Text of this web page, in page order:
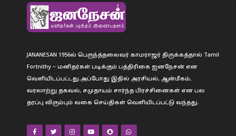
JANANESAN 1956ல் பெருந்த்தலைவர் காமராஜர் திருக்கத்தால் Tamil
Fortnithy – மனிதர்கள் படிக்கும் பத்திரிகை ஐனநேசன் என
வெளியிடப்பட்டது.அப்போது இதில் அரசியல், ஆன்மீகம்,
வரலாற்று தகவல், சமுதாயம் சார்ந்த பிரச்சினைகள் என பல
தரப்பு விரும்பும் வகை செய்திகள் வெளியிடப்பட்டு வந்தது.